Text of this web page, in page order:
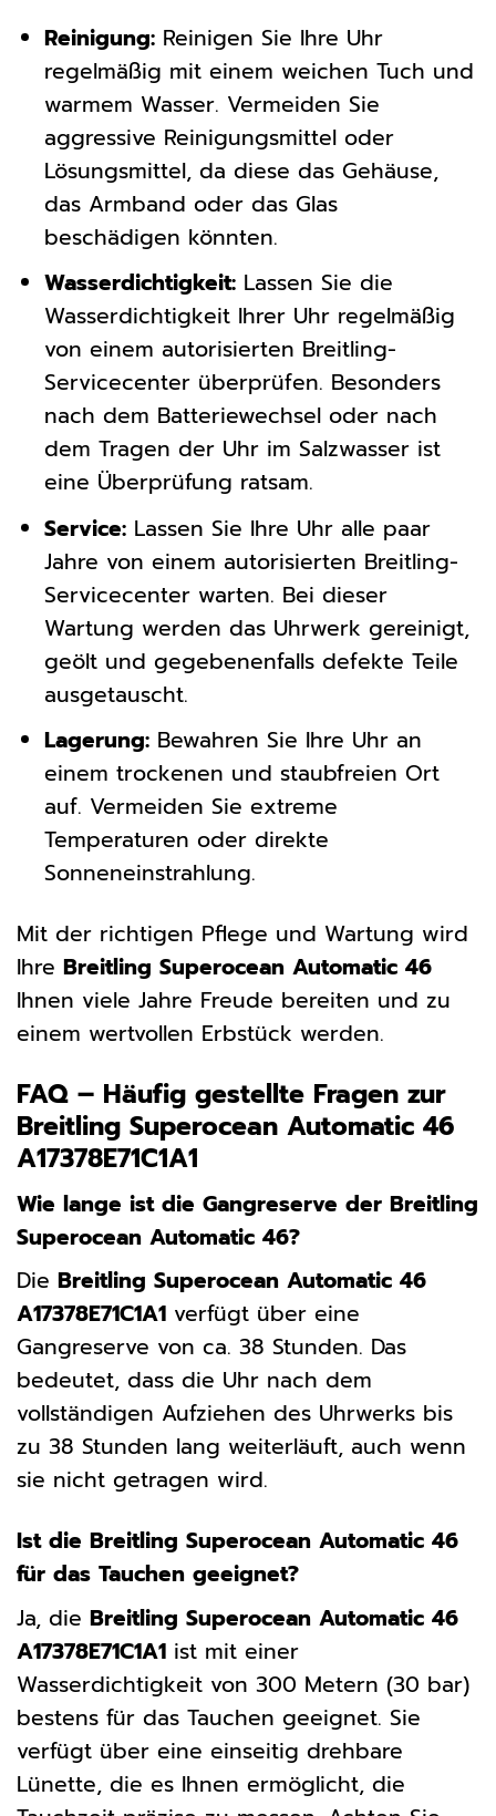
Reinigung:Reinigen Sie Ihre Uhr
regelmäßig mit einem weichen Tuch und
warmem Wasser. Vermeiden Sie
aggressive Reinigungsmittel oder
Lösungsmittel, da diese das Gehäuse,
das Armband oder das Glas
beschädigen könnten.
Wasserdichtigkeit:Lassen Sie die
Wasserdichtigkeit Ihrer Uhr regelmäßig
von einem autorisierten Breitling-
Servicecenter überprüfen. Besonders
nach dem Batteriewechsel oder nach
dem Tragen der Uhr im Salzwasser ist
eine Überprüfung ratsam.
Service:Lassen Sie Ihre Uhr alle paar
Jahre von einem autorisierten Breitling-
Servicecenter warten. Bei dieser
Wartung werden das Uhrwerk gereinigt,
geölt und gegebenenfalls defekte Teile
ausgetauscht.
Lagerung:Bewahren Sie Ihre Uhr an
einem trockenen und staubfreien Ort
auf. Vermeiden Sie extreme
Temperaturen oder direkte
Sonneneinstrahlung.
Mit der richtigen Pflege und Wartung wird
Ihre Breitling Superocean Automatic 46
Ihnen viele Jahre Freude bereiten und zu
einem wertvollen Erbstück werden.
FAQ – Häufig gestellte Fragen zur
Breitling Superocean Automatic 46
A17378E71C1A1
Wie lange ist die Gangreserve der Breitling
Superocean Automatic 46?
Die Breitling Superocean Automatic 46
A17378E71C1A1 verfügt über eine
Gangreserve von ca. 38 Stunden. Das
bedeutet, dass die Uhr nach dem
vollständigen Aufziehen des Uhrwerks bis
zu 38 Stunden lang weiterläuft, auch wenn
sie nicht getragen wird.
Ist die Breitling Superocean Automatic 46
für das Tauchen geeignet?
Ja, die Breitling Superocean Automatic 46
A17378E71C1A1 ist mit einer
Wasserdichtigkeit von 300 Metern (30 bar)
bestens für das Tauchen geeignet. Sie
verfügt über eine einseitig drehbare
Lünette, die es Ihnen ermöglicht, die